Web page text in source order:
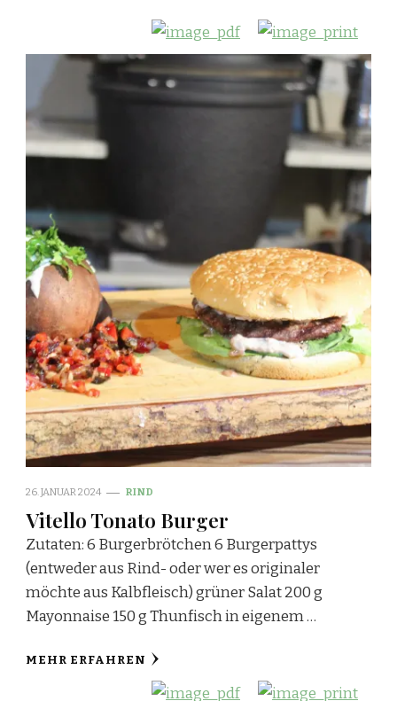
26. JANUAR 2024 RIND
Vitello Tonato Burger
Zutaten: 6 Burgerbrötchen 6 Burgerpattys
(entweder aus Rind- oder wer es originaler
möchte aus Kalbfleisch) grüner Salat 200 g
Mayonnaise 150 g Thunfisch in eigenem …
MEHR ERFAHREN